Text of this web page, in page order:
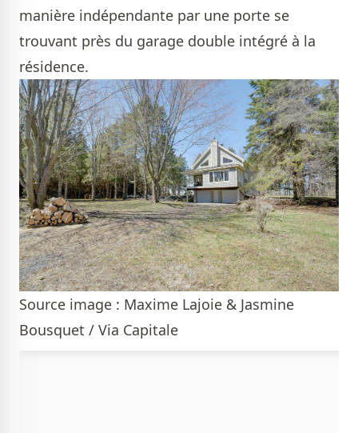
manière indépendante par une porte se
trouvant près du garage double intégré à la
résidence.
Source image : Maxime Lajoie & Jasmine
Bousquet / Via Capitale